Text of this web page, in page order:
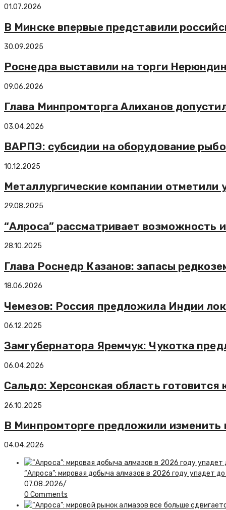
01.07.2026
В Минске впервые представили
30.09.2025
Роснедра выставили на торги
09.06.2026
Глава Минпромторга Алиханов
03.04.2026
ВАРПЭ: субсидии на оборудование
10.12.2025
Металлургические компании отметили
29.08.2025
“Алроса” рассматривает возможность
28.10.2025
Глава Роснедр Казанов: запасы
18.06.2026
Чемезов: Россия предложила Индии
06.12.2025
Замгубернатора Яремчук: Чукотка
06.04.2026
Сальдо: Херсонская область
26.10.2025
В Минпромторге предложили изменить
04.04.2026
“Алроса”: мировая добыча алмазов в 2026 году упадет
07.08.2026/
0 Comments